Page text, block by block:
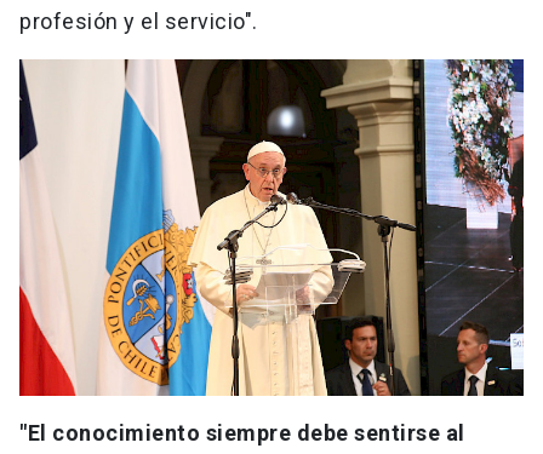
profesión y el servicio".
"El conocimiento siempre debe sentirse al